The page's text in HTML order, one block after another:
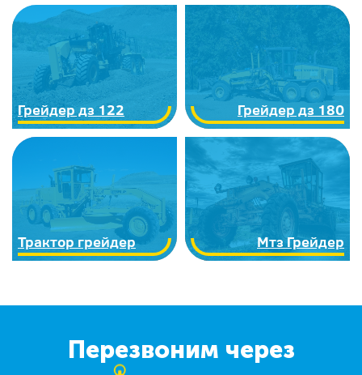
Грейдер дз 122 Грейдер дз 180
Трактор грейдер Мтз Грейдер
Перезвоним через